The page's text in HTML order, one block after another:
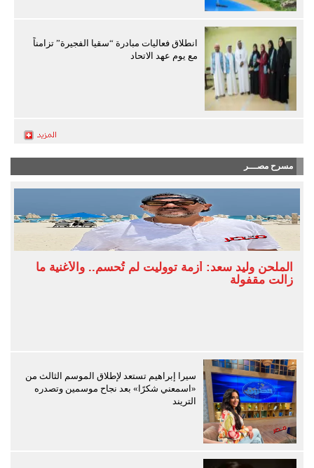
انطلاق فعاليات مبادرة “سقيا الفجيرة” تزامناً
مع يوم عهد الاتحاد
مسرح مصـــر
الملحن وليد سعد: أزمة تووليت لم تُحسم.. والأغنية ما
زالت مقفولة
سيرا إبراهيم تستعد لإطلاق الموسم الثالث من
«اسمعني شكرًا» بعد نجاح موسمين وتصدره
التريند